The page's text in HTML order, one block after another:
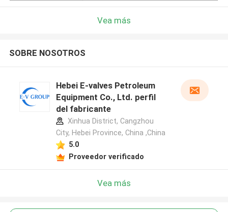
Vea más
SOBRE NOSOTROS
Hebei E-valves Petroleum
Equipment Co., Ltd. perfil
del fabricante
Xinhua District, Cangzhou
City, Hebei Province, China ,China
5.0
Proveedor verificado
Vea más